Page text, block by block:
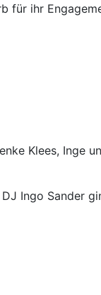
für ihr
Klees, Inge
Ingo Sander